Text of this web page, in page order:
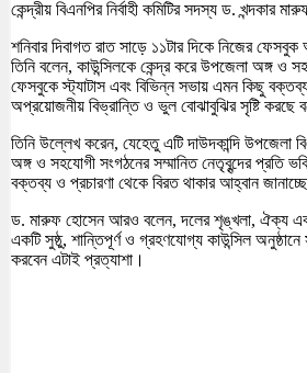
কেন্দ্রীয় বিএনপির নির্বাহী কমিটির সদস্য ড. খন্দকার
শনিবার দিবাগত রাত সাড়ে ১১টার দিকে নিজের ফেসবুক
তিনি বলেন, কাউন্সিলকে কেন্দ্র করে উপজেলা অঙ্গ ও
ফেসবুকে স্ট্যাটাস এবং বিভিন্ন সভায় এমন কিছু বক্তব্য
অপ্রয়োজনীয় বিভ্রান্তি ও ভুল বোঝাবুঝির সৃষ্টি করছে
তিনি উল্লেখ করেন, যেহেতু এটি দাউদকান্দি উপজেলা
অঙ্গ ও সহযোগী সংগঠনের সম্মানিত নেতৃবৃন্দের প্রতি
বক্তব্য ও প্রচারণা থেকে বিরত থাকার আহ্বান
ড. মারুফ হোসেন আরও বলেন, দলের শৃঙ্খলা, ঐক্য এবং
একটি সুষ্ঠু, শান্তিপূর্ণ ও গ্রহণযোগ্য কাউন্সিল
করবেন এটাই প্রত্যাশা।